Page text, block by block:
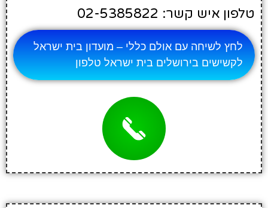
טלפון איש קשר: 02-5385822
לחץ לשיחה עם אולם כללי – מועדון בית ישראל
לקשישים בירושלים בית ישראל טלפון